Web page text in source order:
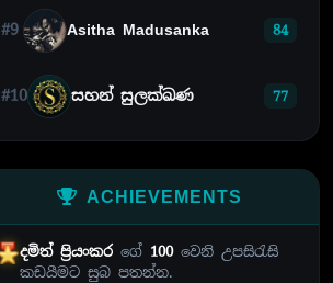
#9 Asitha Madusanka 84
#10 සහන් සුලක්ඛණ 77
ACHIEVEMENTS
දමිත් ප්‍රියංකර ගේ 100වෙනි උපසිරැසි
කඩයීමට සුබ පතන්න.